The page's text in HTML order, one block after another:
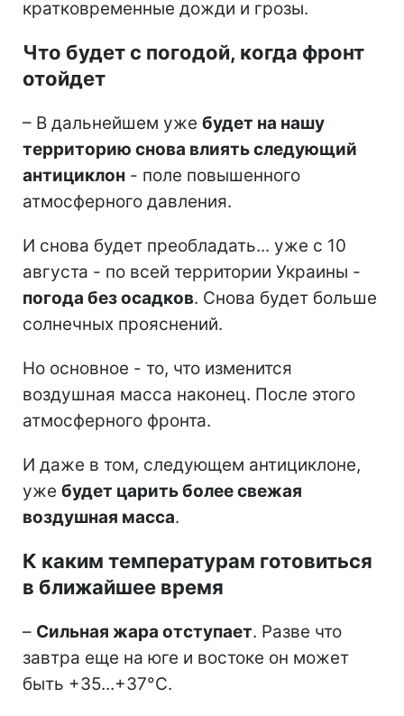
кратковременные дожди и грозы.
Что будет с погодой, когда фронт
отойдет
– В дальнейшем уже будет на нашу
территорию снова влиять следующий
антициклон - поле повышенного
атмосферного давления.
И снова будет преобладать... уже с 10
августа - по всей территории Украины -
погода без осадков. Снова будет больше
солнечных прояснений.
Но основное - то, что изменится
воздушная масса наконец. После этого
атмосферного фронта.
И даже в том, следующем антициклоне,
уже будет царить более свежая
воздушная масса.
К каким температурам готовиться
в ближайшее время
– Сильная жара отступает. Разве что
завтра еще на юге и востоке он может
быть +35...+37°С.